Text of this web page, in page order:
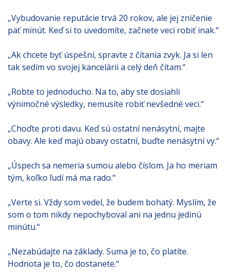
„Vybudovanie reputácie trvá 20 rokov, ale jej zničenie
päť minút. Keď si to uvedomíte, začnete veci robiť inak.“
„Ak chcete byť úspešní, spravte z čítania zvyk. Ja si len
tak sedím vo svojej kancelárii a celý deň čítam.“
„Robte to jednoducho. Na to, aby ste dosiahli
výnimočné výsledky, nemusíte robiť nevšedné veci.“
„Choďte proti davu. Keď sú ostatní nenásytní, majte
obavy. Ale keď majú obavy ostatní, buďte nenásytní vy.“
„Úspech sa nemeria sumou alebo číslom. Ja ho meriam
tým, koľko ľudí má ma rado.“
„Verte si. Vždy som vedel, že budem bohatý. Myslím, že
som o tom nikdy nepochyboval ani na jednu jedinú
minútu.“
„Nezabúdajte na základy. Suma je to, čo platíte.
Hodnota je to, čo dostanete.“